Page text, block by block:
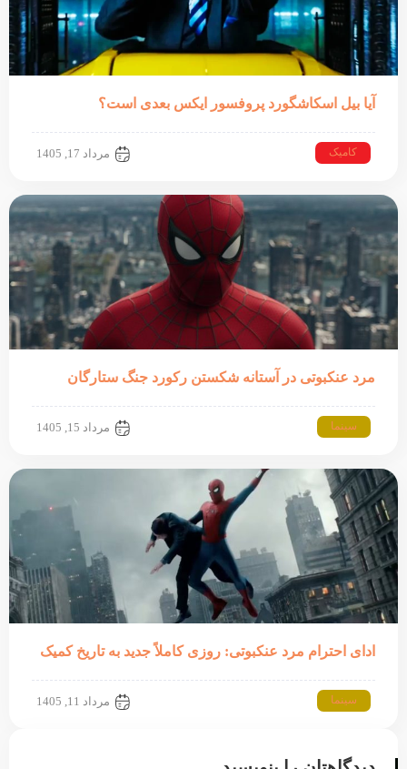
آیا بیل اسکاشگورد پروفسور ایکس بعدی است؟
کامیک مرداد 17, 1405
مرد عنکبوتی در آستانه شکستن رکورد جنگ ستارگان
سینما مرداد 15, 1405
ادای احترام مرد عنکبوتی: روزی کاملاً جدید به تاریخ کمیک
سینما مرداد 11, 1405